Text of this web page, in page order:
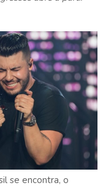
se encontra, o